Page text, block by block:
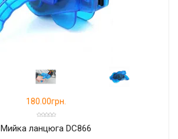
180.00грн.
Мийка ланцюга DC866